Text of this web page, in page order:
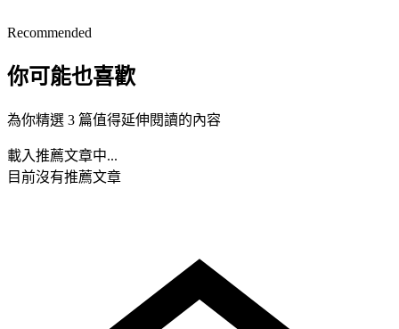
Recommended
你可能也喜歡
為你精選 3 篇值得延伸閱讀的內容
載入推薦文章中...
目前沒有推薦文章